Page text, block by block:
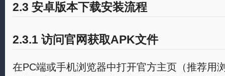
2.3 安卓版本下载安装流程
2.3.1 访问官网获取APK文件
在PC端或手机浏览器中打开官方主页（推荐用